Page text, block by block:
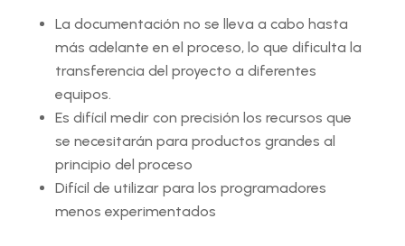
La documentación no se lleva a cabo hasta
más adelante en el proceso, lo que dificulta la
transferencia del proyecto a diferentes
equipos.
Es difícil medir con precisión los recursos que
se necesitarán para productos grandes al
principio del proceso
Difícil de utilizar para los programadores
menos experimentados